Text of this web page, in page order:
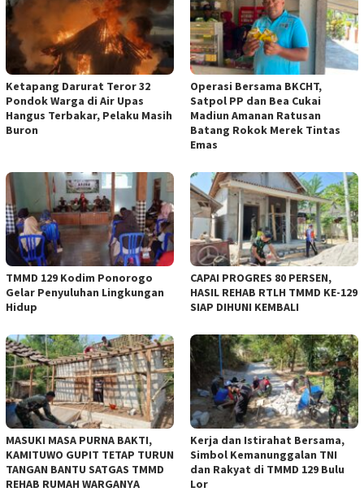
Ketapang Darurat Teror 32
Pondok Warga di Air Upas
Hangus Terbakar, Pelaku Masih
Buron
Operasi Bersama BKCHT,
Satpol PP dan Bea Cukai
Madiun Amanan Ratusan
Batang Rokok Merek Tintas
Emas
TMMD 129 Kodim Ponorogo
Gelar Penyuluhan Lingkungan
Hidup
CAPAI PROGRES 80 PERSEN,
HASIL REHAB RTLH TMMD KE-129
SIAP DIHUNI KEMBALI
MASUKI MASA PURNA BAKTI,
KAMITUWO GUPIT TETAP TURUN
TANGAN BANTU SATGAS TMMD
REHAB RUMAH WARGANYA
Kerja dan Istirahat Bersama,
Simbol Kemanunggalan TNI
dan Rakyat di TMMD 129 Bulu
Lor